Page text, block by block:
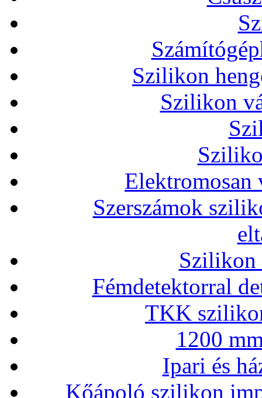
Szilikon
Szilikon
Elektromosan
Szerszámok
Szilikon
Fémdetektorral
TKK
1200
Ipari és
Kőápoló szilikon